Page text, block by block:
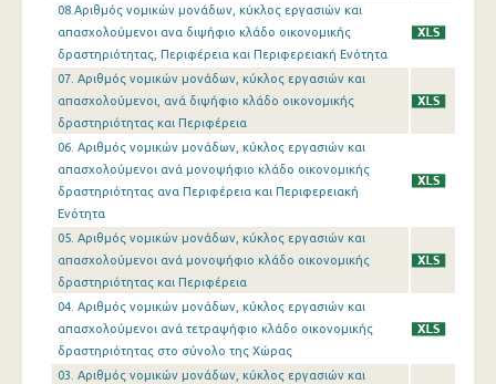
08.Αριθμός νομικών μονάδων, κύκλος εργασιών και
απασχολούμενοι ανα διψήφιο κλάδο οικονομικής
δραστηριότητας, Περιφέρεια και Περιφερειακή Ενότητα
07. Αριθμός νομικών μονάδων, κύκλος εργασιών και
απασχολούμενοι, ανά διψήφιο κλάδο οικονομικής
δραστηριότητας και Περιφέρεια
06. Αριθμός νομικών μονάδων, κύκλος εργασιών και
απασχολούμενοι ανά μονοψήφιο κλάδο οικονομικής
δραστηριότητας ανα Περιφέρεια και Περιφερειακή
Ενότητα
05. Αριθμός νομικών μονάδων, κύκλος εργασιών και
απασχολούμενοι ανά μονοψήφιο κλάδο οικονομικής
δραστηριότητας και Περιφέρεια
04. Αριθμός νομικών μονάδων, κύκλος εργασιών και
απασχολούμενοι ανά τετραψήφιο κλάδο οικονομικής
δραστηριότητας στο σύνολο της Χώρας
03. Αριθμός νομικών μονάδων, κύκλος εργασιών και